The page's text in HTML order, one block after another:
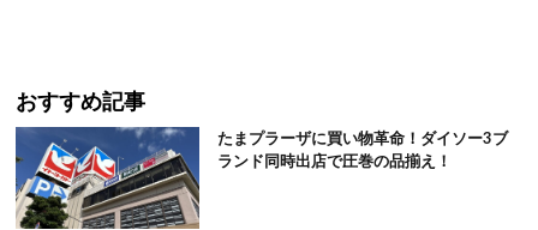
おすすめ記事
たまプラーザに買い物革命！ダイソー3ブ
ランド同時出店で圧巻の品揃え！